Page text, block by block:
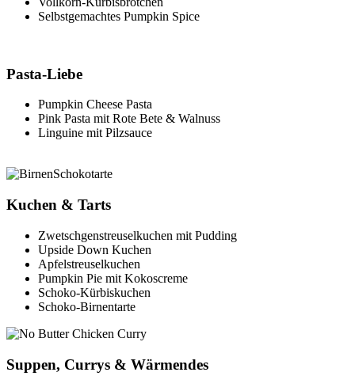
Selbstgemachtes Pumpkin Spice
Pasta-Liebe
Pumpkin Cheese Pasta
Pink Pasta mit Rote Bete & Walnuss
Linguine mit Pilzsauce
Kuchen & Tarts
Zwetschgenstreuselkuchen mit Pudding
Upside Down Kuchen
Apfelstreuselkuchen
Pumpkin Pie mit Kokoscreme
Schoko-Kürbiskuchen
Schoko-Birnentarte
Suppen, Currys & Wärmendes